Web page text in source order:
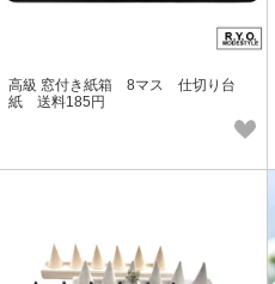
高級 窓付き紙箱 8マス 仕切り台
紙 送料185円